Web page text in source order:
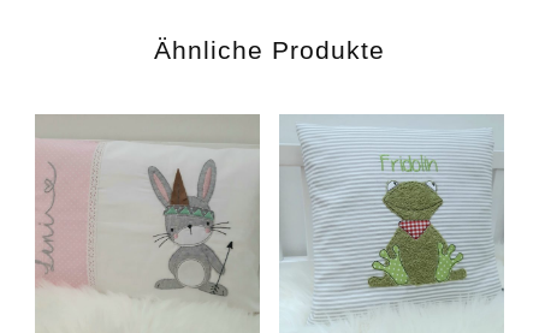
Ähnliche Produkte